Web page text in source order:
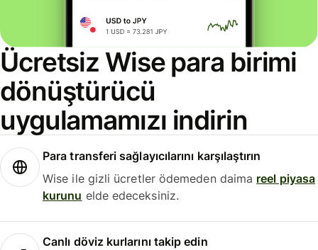
Ücretsiz Wise para birimi
dönüştürücü
uygulamamızı indirin
Para transferi sağlayıcılarını karşılaştırın
Wise ile gizli ücretler ödemeden daima reel piyasa
kurunu elde edeceksiniz.
Canlı döviz kurlarını takip edin